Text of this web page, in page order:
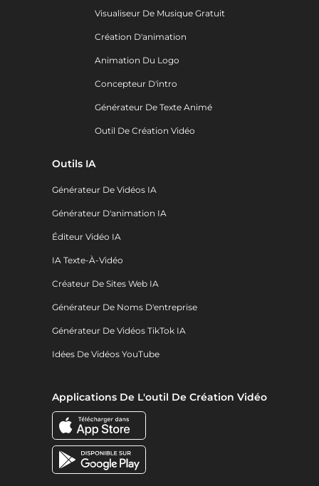
Visualiseur De Musique Gratuit
Création D'animation
Animation Du Logo
Concepteur D'intro
Générateur De Texte Animé
Outil De Création Vidéo
Outils IA
Générateur De Vidéos IA
Générateur D'animation IA
Éditeur Vidéo IA
IA Texte-À-Vidéo
Créateur De Sites Web IA
Générateur De Noms D'entreprise
Générateur De Vidéos TikTok IA
Idées De Vidéos YouTube
Applications De L'outil De Création Vidéo